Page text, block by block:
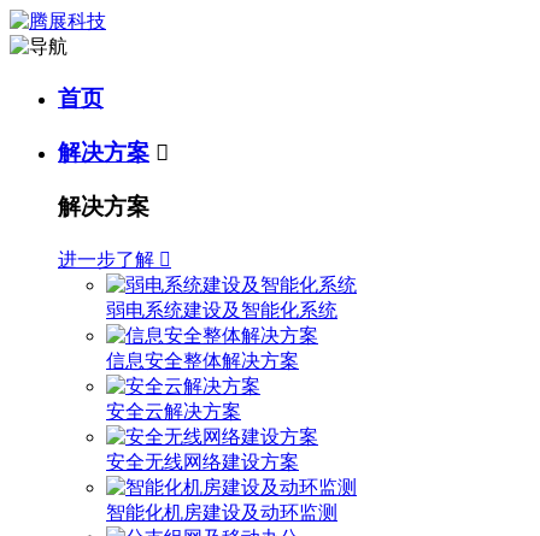
首页
解决方案 
解决方案
进一步了解 
弱电系统建设及智能化系统
信息安全整体解决方案
安全云解决方案
安全无线网络建设方案
智能化机房建设及动环监测